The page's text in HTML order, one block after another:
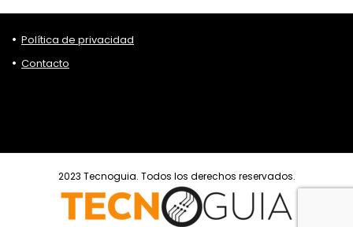
Política de privacidad
Contacto
2023 Tecnoguia. Todos los derechos reservados.